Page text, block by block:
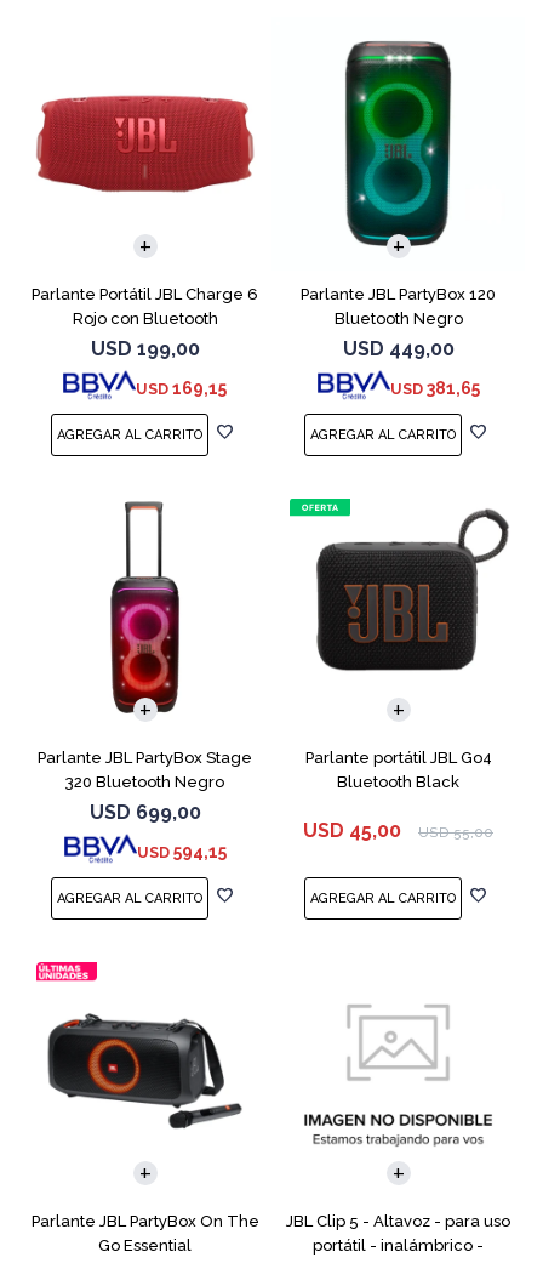
Parlante Portátil JBL Charge 6
Rojo con Bluetooth
USD 199,00
USD 169,15
Parlante JBL PartyBox 120
Bluetooth Negro
USD 449,00
USD 381,65
Parlante JBL PartyBox Stage
320 Bluetooth Negro
USD 699,00
USD 594,15
Parlante portátil JBL Go4
Bluetooth Black
USD 45,00 USD 55,00
Parlante JBL PartyBox On The
Go Essential
JBL Clip 5 - Altavoz - para uso
portátil - inalámbrico -